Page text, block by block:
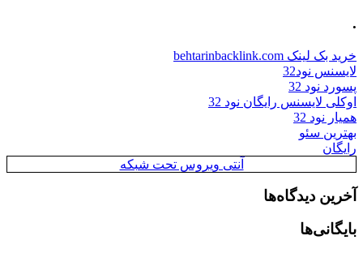
.
خرید بک لینک behtarinbacklink.com
لایسنس نود32
پسورد نود 32
اوکلی لایسنس رایگان نود 32
همیار نود 32
بهترین سئو
رایگان
آنتی ویروس تحت شبکه
آخرین دیدگاه‌ها
بایگانی‌ها